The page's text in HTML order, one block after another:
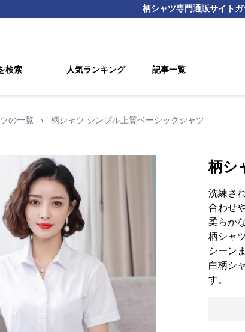
柄シャツ専門通販サイトガ
検索 人気ランキング 記事一覧
の一覧 › 柄シャツ シンプル上質ベーシックシャツ
柄シ
洗練さ
合わせ
柔らか
柄シャ
シーン
白柄シ
す。